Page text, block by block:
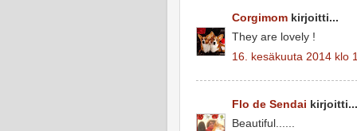
Corgimom kirjoitti...
They are lovely !
16. kesäkuuta 2014 klo
Flo de Sendai kirjoitti...
Beautiful......